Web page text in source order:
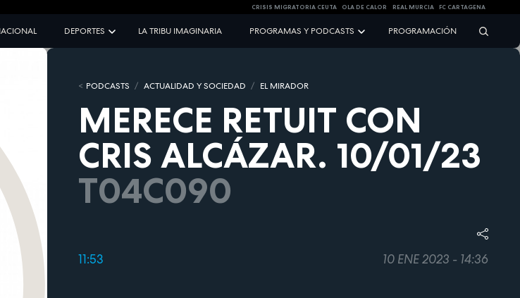
CRISIS MIGRATORIA CEUTA OLA DE CALOR REAL MURCIA FC CARTAGENA
DEPORTES LA TRIBU IMAGINARIA PROGRAMAS Y PODCASTS PROGRAMACIÓN
PODCASTS ACTUALIDAD Y SOCIEDAD EL MIRADOR
MERECE RETUIT CON
CRIS ALCÁZAR. 10/01/23
T04C090
11:53 10 ENE 2023 - 14:36